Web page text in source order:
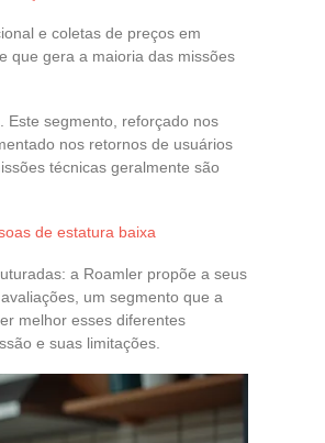
e coletas de preços em
que gera a maioria das missões
Este segmento, reforçado nos
nos retornos de usuários
técnicas geralmente são
de estatura baixa
a Roamler propõe a seus
um segmento que a
melhor esses diferentes
e suas limitações.